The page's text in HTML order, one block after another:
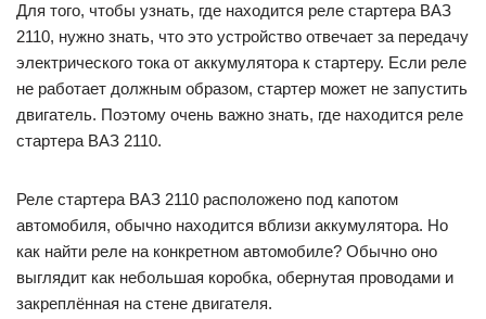
Для того, чтобы узнать, где находится реле стартера ВАЗ
2110, нужно знать, что это устройство отвечает за передачу
электрического тока от аккумулятора к стартеру. Если реле
не работает должным образом, стартер может не запустить
двигатель. Поэтому очень важно знать, где находится реле
стартера ВАЗ 2110.
Реле стартера ВАЗ 2110 расположено под капотом
автомобиля, обычно находится вблизи аккумулятора. Но
как найти реле на конкретном автомобиле? Обычно оно
выглядит как небольшая коробка, обернутая проводами и
закреплённая на стене двигателя.